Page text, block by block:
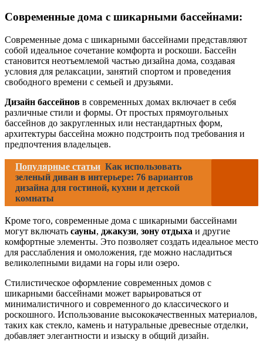
Современные дома с шикарными бассейнами:
Современные дома с шикарными бассейнами представляют
собой идеальное сочетание комфорта и роскоши. Бассейн
становится неотъемлемой частью дизайна дома, создавая
условия для релаксации, занятий спортом и проведения
свободного времени с семьей и друзьями.
Дизайн бассейнов в современных домах включает в себя
различные стили и формы. От простых прямоугольных
бассейнов до закругленных или нестандартных форм,
архитектуры бассейна можно подстроить под требования и
предпочтения владельцев.
Популярные статьи Как использовать
зеленый диван в интерьере: 76 вариантов
дизайна для гостиной, кухни и детской
комнаты
Кроме того, современные дома с шикарными бассейнами
могут включать сауны, джакузи, зону отдыха и другие
комфортные элементы. Это позволяет создать идеальное место
для расслабления и омоложения, где можно насладиться
великолепными видами на горы или озеро.
Стилистическое оформление современных домов с
шикарными бассейнами может варьироваться от
минималистичного и современного до классического и
роскошного. Использование высококачественных материалов,
таких как стекло, камень и натуральные древесные отделки,
добавляет элегантности и изыску в общий дизайн.